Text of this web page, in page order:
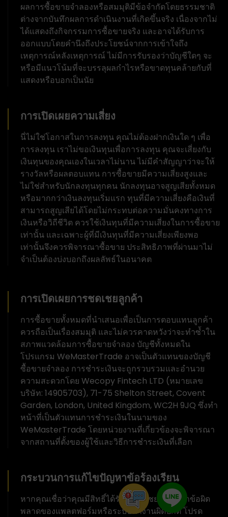
ผลการซื้อขายจำลองหรือสมมุติมีข้อจำกัดโดยธรรมชาติ
ต่างจากบันทึกผลการดำเนินงานที่เกิดขึ้นจริง เนื่องจากไม่
ได้แสดงถึงกิจกรรมการซื้อขายจริง และอาจได้รับการ
ออกแบบโดยคำนึงถึงประโยชน์จากการเข้าใจถึง
เหตุการณ์หลังเหตุการณ์ ไม่มีการรับรองว่าบัญชีใดๆ จะ
หรือมีแนวโน้มที่จะบรรลุผลกำไรหรือขาดทุนคล้ายกับที่
แสดงหรือบอกเป็นนัย
การเปิดเผยความเสี่ยง
นี่ไม่ใช่โอกาสในการลงทุน คุณไม่ต้องฝากเงินใด ๆ เพื่อ
การลงทุน เราไม่ขอเงินทุนเพื่อการลงทุน คุณจะเสี่ยงกับ
เงินทุนของคุณเองในเวลาไม่นาน ไม่มีคำสัญญาว่าจะให้
รางวัลหรือผลตอบแทน การซื้อขายมีความเสี่ยงสูงและ
ไม่ใช่สำหรับนักลงทุนทุกคน นักลงทุนอาจสูญเสียทั้งหมด
หรือมากกว่าเงินลงทุนเริ่มแรก ทุนที่มีความเสี่ยงคือเงินที่
สามารถสูญเสียได้โดยไม่กระทบต่อความมั่นคงทางการ
เงินหรือวิถีชีวิต ควรใช้เงินทุนที่มีความเสี่ยงในการซื้อขาย
เท่านั้น และเฉพาะผู้ที่มีเงินทุนที่มีความเสี่ยงเพียงพอ
เท่านั้นจึงควรพิจารณาซื้อขาย ประสิทธิภาพที่ผ่านมาไม่
จำเป็นต้องบ่งบอกถึงผลลัพธ์ในอนาคต
การเปิดเผยการชดเชยลูกค้า
การซื้อขายทั้งหมดที่นำเสนอเพื่อเป็นการตอบแทนลูกค้า
ควรถือเป็นเรื่องสมมุติ และไม่ควรคาดหวังว่าจะทำซ้ำใน
สภาพแวดล้อมการซื้อขายจำลอง บัญชีทั้งหมดใน
โปรแกรม WeMasterTrade อาจเป็นตัวแทนของบัญชี
ซื้อขายจำลอง การชำระเงินจะถูกรวบรวมและอำนวย
ความสะดวกโดย Wecopy Fintech LTD (หมายเลข
บริษัท: 14905703), 71-75 Shelton Street, Covent
Garden, London, United Kingdom, WC2H 9JQ ซึ่งทำ
หน้าที่เป็นตัวแทนการชำระเงินในนามของ
WeMasterTrade โดยหน่วยงานที่เกี่ยวข้องจะพิจารณา
จากสถานที่ตั้งของผู้ใช้และวิธีการชำระเงินที่เลือก
กระบวนการแก้ไขปัญหาข้อร้องเรียน
หากคุณเชื่อว่าคุณมีสิทธิ์ได้รับค่าชดเชยเนื่องจากข้อผิด
พลาดของแพลตฟอร์มหรือระบบทำงานผิดปกติ โปรด